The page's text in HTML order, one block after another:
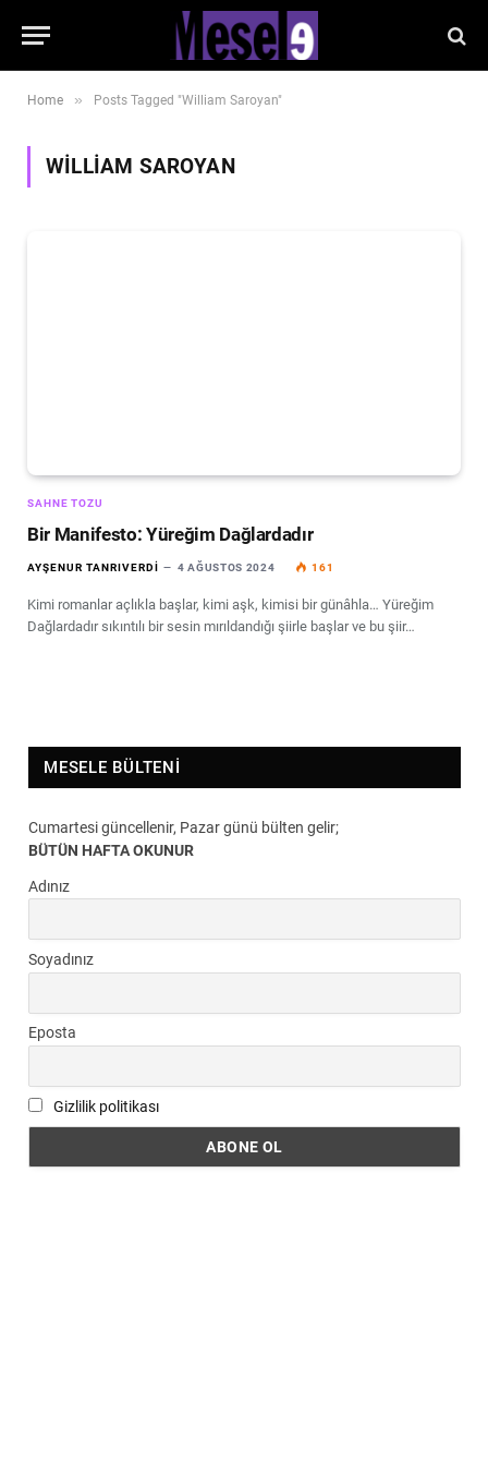
Home » Posts Tagged "William Saroyan"
WILLIAM SAROYAN
SAHNE TOZU
Bir Manifesto: Yüreğim Dağlardadır
AYŞENUR TANRIVERDI 4 AĞUSTOS 2024 161
Kimi romanlar açlıkla başlar, kimi aşk, kimisi bir günâhla… Yüreğim
Dağlardadır sıkıntılı bir sesin mırıldandığı şiirle başlar ve bu şiir…
MESELE BÜLTENI
Cumartesi güncellenir, Pazar günü bülten gelir;
BÜTÜN HAFTA OKUNUR
Adınız
Soyadınız
Eposta
Gizlilik politikası